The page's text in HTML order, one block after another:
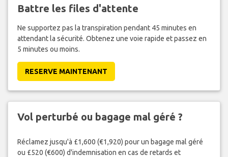
Battre les files d'attente
Ne supportez pas la transpiration pendant 45 minutes en
attendant la sécurité. Obtenez une voie rapide et passez en
5 minutes ou moins.
RESERVE MAINTENANT
Vol perturbé ou bagage mal géré ?
Réclamez jusqu'à £1,600 (€1,920) pour un bagage mal géré
ou £520 (€600) d'indemnisation en cas de retards et